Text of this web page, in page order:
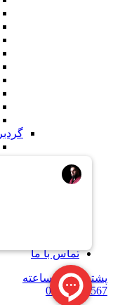
گردبر
تماس با ما
پشتیبانی 24 ساعته
09121234567